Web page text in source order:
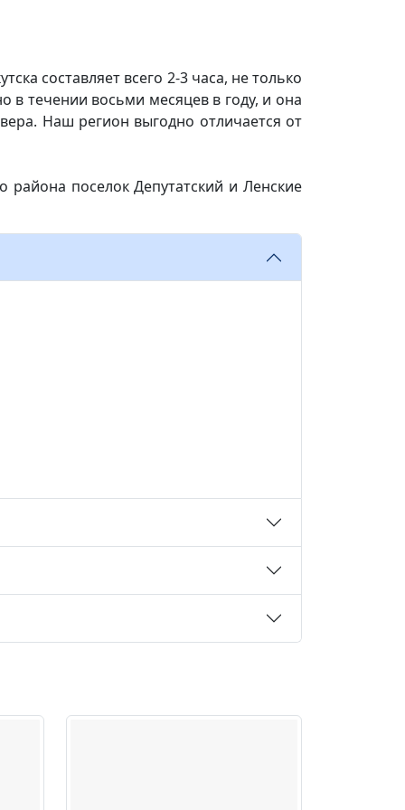
составляет всего 2-3 часа, не только
в течении восьми месяцев в году, и она
Наш регион выгодно отличается от
района поселок Депутатский и Ленские